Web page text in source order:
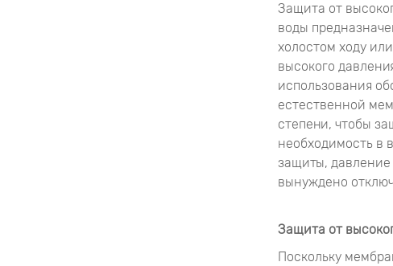
Защита от
воды
холостом ходу
высокого
использования
естественной
степени, чтобы
необходимость в
защиты, давление
вынуждено
Защита от
Поскольку